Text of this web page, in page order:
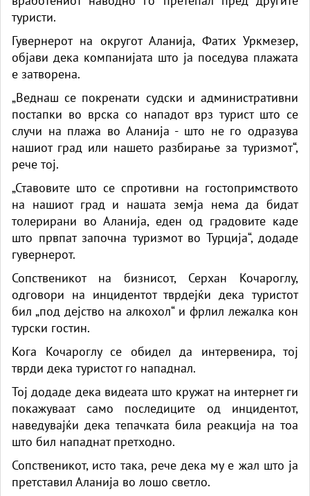
туристи.
Гувернерот на округот Аланија, Фатих Уркмезер,
објави дека компанијата што ја поседува плажата
е затворена.
„Веднаш се покренати судски и административни
постапки во врска со нападот врз турист што се
случи на плажа во Аланија - што не го одразува
нашиот град или нашето разбирање за туризмот“,
рече тој.
„Ставовите што се спротивни на гостопримството
на нашиот град и нашата земја нема да бидат
толерирани во Аланија, еден од градовите каде
што првпат започна туризмот во Турција“, додаде
гувернерот.
Сопственикот на бизнисот, Серхан Кочароглу,
одговори на инцидентот тврдејќи дека туристот
бил „под дејство на алкохол“ и фрлил лежалка кон
турски гостин.
Кога Кочароглу се обидел да интервенира, тој
тврди дека туристот го нападнал.
Тој додаде дека видеата што кружат на интернет ги
покажуваат само последиците од инцидентот,
наведувајќи дека тепачката била реакција на тоа
што бил нападнат претходно.
Сопственикот, исто така, рече дека му е жал што ја
претставил Аланија во лошо светло.